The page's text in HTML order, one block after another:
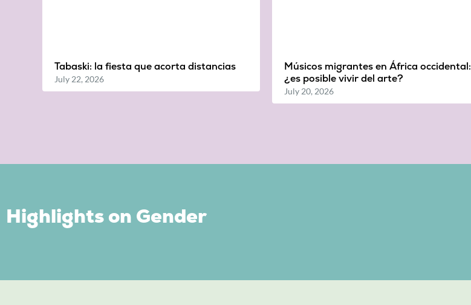
Tabaski: la fiesta que acorta distancias
July 22, 2026
Músicos migrantes en África occidental:
¿es posible vivir del arte?
July 20, 2026
Highlights on Gender